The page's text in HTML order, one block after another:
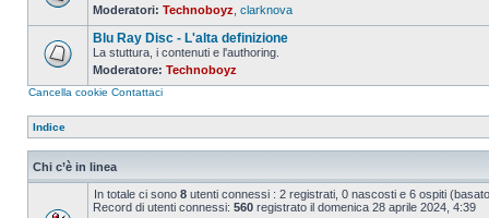
Nessun
messaggio
da
leggere
Moderatori: Technoboyz clarknova
Nessun
messaggio
da
Blu Ray Disc - L'alta definizione
La stuttura, i contenuti e l'authoring.
Moderatore: Technoboyz
Cancella cookie Contattaci
Indice
Chi c’è in linea
In totale ci sono 8 utenti connessi : 2 registrati, 0 nascosti e 6 ospiti
Record di utenti connessi: 560 registrato il domenica 28 aprile 2024, 4:39